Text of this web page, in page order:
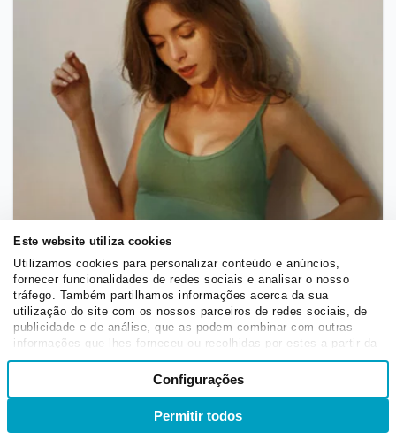
Este website utiliza cookies
Utilizamos cookies para personalizar conteúdo e anúncios,
fornecer funcionalidades de redes sociais e analisar o nosso
tráfego. Também partilhamos informações acerca da sua
utilização do site com os nossos parceiros de redes sociais, de
publicidade e de análise, que as podem combinar com outras
informações que lhes forneceu ou recolhidas por estes a partir da
sua utilização dos respetivos serviços.
Seleção
consentimento
Preferências
Configurações
Permitir todos
Copy de vendas por anúncio de Facebook da Seamless